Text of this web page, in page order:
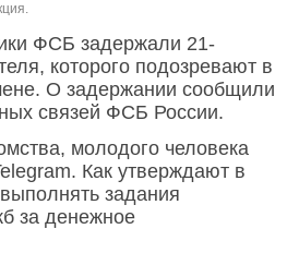
ФСБ задержали 21-
которого подозревают в
О задержании сообщили
связей ФСБ России.
молодого человека
Как утверждают в
задания
за денежное